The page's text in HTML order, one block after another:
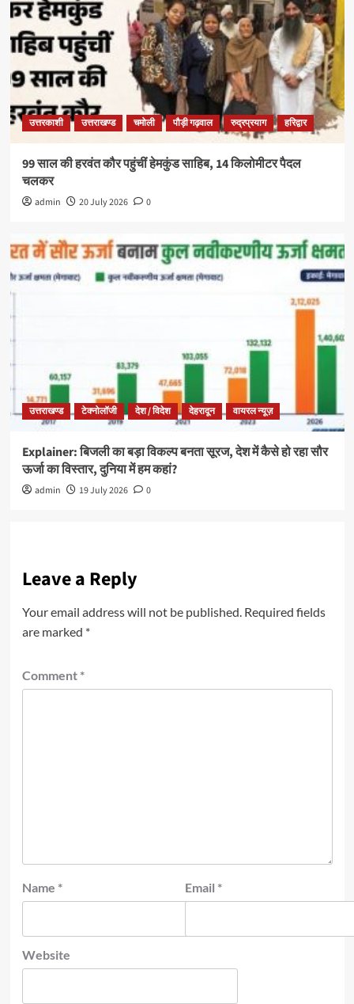
उत्तरकाशी उत्तराखण्ड चमोली पौड़ी गढ़वाल रुद्रप्रयाग हरिद्वार
99 साल की हरवंत कौर पहुंचीं हेमकुंड साहिब, 14 किलोमीटर पैदल
चलकर
admin 20 July 2026 0
उत्तराखण्ड टेक्नोलॉजी देश / विदेश देहरादून वायरल न्यूज़
Explainer: बिजली का बड़ा विकल्प बनता सूरज, देश में कैसे हो रहा सौर
ऊर्जा का विस्तार, दुनिया में हम कहां?
admin 19 July 2026 0
Leave a Reply
Your email address will not be published. Required fields
are marked *
Comment *
Name * Email *
Website